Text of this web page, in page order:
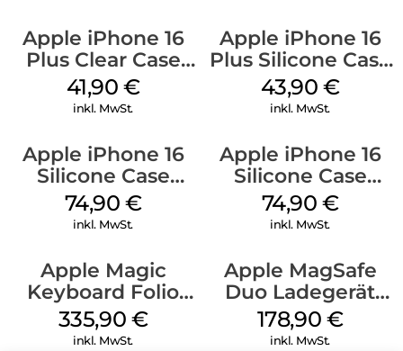
Apple iPhone 16
Plus Clear Case
MagSafe
Transparent
41,90 €
inkl. MwSt.
Apple iPhone 16
Plus Silicone Case
MagSafe Black
43,90 €
inkl. MwSt.
Apple iPhone 16
Silicone Case
MagSafe Lake
Green
74,90 €
inkl. MwSt.
Apple iPhone 16
Silicone Case
MagSafe Black
74,90 €
inkl. MwSt.
Apple Magic
Keyboard Folio
iPad 10.9″ (10.Gen.)
Weiß
335,90 €
inkl. MwSt.
Apple MagSafe
Duo Ladegerät
Weiß
178,90 €
inkl. MwSt.